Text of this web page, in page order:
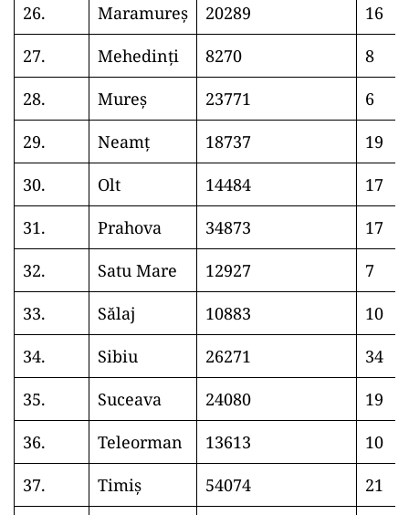
26.
Maramureș 20289
16
27.
Mehedinți 8270
8
28.
Mureș 23771
6
29.
Neamț 18737
19
30.
Olt 14484
17
31.
Prahova 34873
17
32.
Satu Mare 12927
7
33.
Sălaj 10883
10
34.
Sibiu 26271
34
35.
Suceava 24080
19
36.
Teleorman 13613
10
37.
Timiș 54074
21